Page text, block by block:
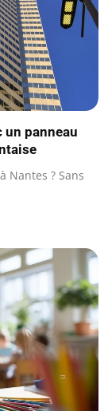
panneau
Nantes ? Sans